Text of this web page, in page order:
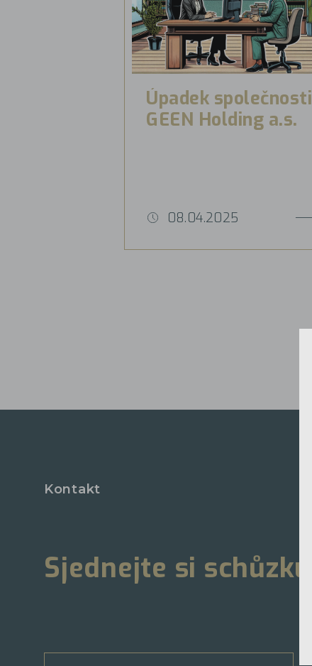
Úpadek společnosti
GEEN Holding a.s.
08.04.2025
Kontakt
Sjednejte si schůzku